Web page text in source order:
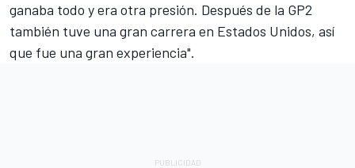
ganaba todo y era otra presión. Después de la GP2
también tuve una gran carrera en Estados Unidos, así
que fue una gran experiencia".